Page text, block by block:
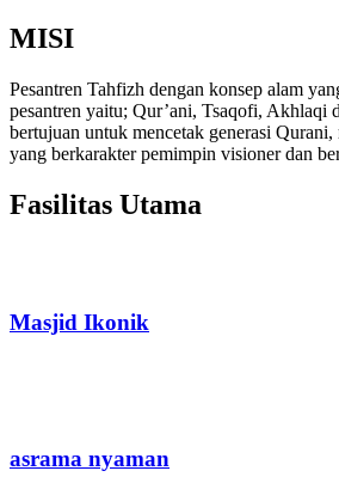
MISI
Pesantren Tahfizh dengan konsep alam
pesantren yaitu; Qur’ani, Tsaqofi, Akhlaqi
bertujuan untuk mencetak generasi
yang berkarakter pemimpin visioner dan
Fasilitas Utama
Masjid Ikonik
asrama nyaman